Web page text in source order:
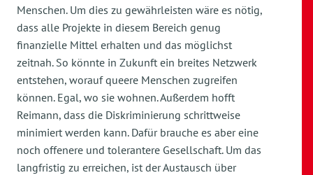
Menschen. Um dies zu gewährleisten wäre es nötig,
dass alle Projekte in diesem Bereich genug
finanzielle Mittel erhalten und das möglichst
zeitnah. So könnte in Zukunft ein breites Netzwerk
entstehen, worauf queere Menschen zugreifen
können. Egal, wo sie wohnen. Außerdem hofft
Reimann, dass die Diskriminierung schrittweise
minimiert werden kann. Dafür brauche es aber eine
noch offenere und tolerantere Gesellschaft. Um das
langfristig zu erreichen, ist der Austausch über